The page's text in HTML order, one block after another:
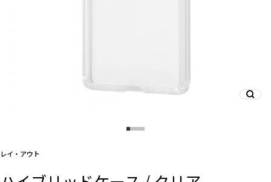
デザインから探す
レイ・アウト